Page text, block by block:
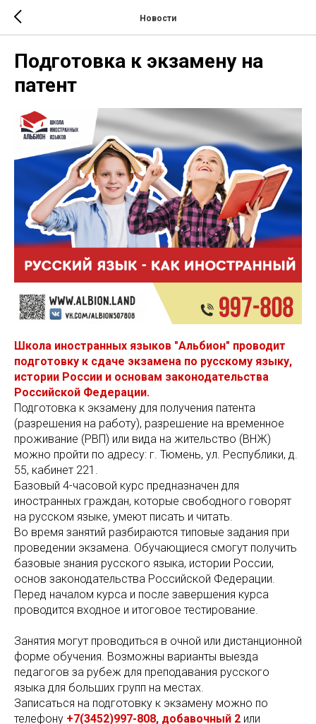
Новости
Подготовка к экзамену на
патент
Школа иностранных языков "Альбион" проводит
подготовку к сдаче экзамена по русскому языку,
истории России и основам законодательства
Российской Федерации.
Подготовка к экзамену для получения патента
(разрешения на работу), разрешение на временное
проживание (РВП) или вида на жительство (ВНЖ)
можно пройти по адресу: г. Тюмень, ул. Республики, д.
55, кабинет 221.
Базовый 4-часовой курс предназначен для
иностранных граждан, которые свободного говорят
на русском языке, умеют писать и читать.
Во время занятий разбираются типовые задания при
проведении экзамена. Обучающиеся смогут получить
базовые знания русского языка, истории России,
основ законодательства Российской Федерации.
Перед началом курса и после завершения курса
проводится входное и итоговое тестирование.
Занятия могут проводиться в очной или дистанционной
форме обучения. Возможны варианты выезда
педагогов за рубеж для преподавания русского
языка для больших групп на местах.
Записаться на подготовку к экзамену можно по
телефону +7(3452)997-808, добавочный 2 или